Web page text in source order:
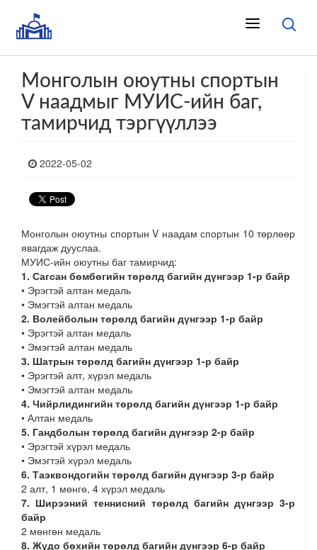
Монголын оюутны спортын
V наадмыг МУИС-ийн баг,
тамирчид тэргүүллээ
2022-05-02
Монголын оюутны спортын V наадам спортын 10 төрлөөр
явагдаж дууслаа.
МУИС-ийн оюутны баг тамирчид:
1. Сагсан бөмбөгийн төрөлд багийн дүнгээр 1-р байр
• Эрэгтэй алтан медаль
• Эмэгтэй алтан медаль
2. Волейболын төрөлд багийн дүнгээр 1-р байр
• Эрэгтэй алтан медаль
• Эмэгтэй алтан медаль
3. Шатрын төрөлд багийн дүнгээр 1-р байр
• Эрэгтэй алт, хүрэл медаль
• Эмэгтэй алтан медаль
4. Чийрлидингийн төрөлд багийн дүнгээр 1-р байр
• Алтан медаль
5. Гандболын төрөлд багийн дүнгээр 2-р байр
• Эрэгтэй хүрэл медаль
• Эмэгтэй хүрэл медаль
6. Таэквондогийн төрөлд багийн дүнгээр 3-р байр
2 алт, 1 мөнгө, 4 хүрэл медаль
7. Ширээний теннисний төрөлд багийн дүнгээр 3-р
байр
2 мөнгөн медаль
8. Жүдо бөхийн төрөлд багийн дүнгээр 6-р байр